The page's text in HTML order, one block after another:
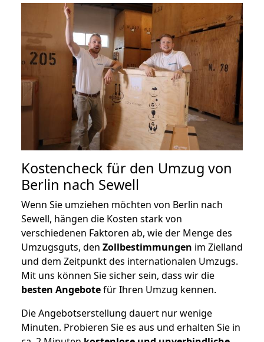
Kostencheck für den Umzug von
Berlin nach Sewell
Wenn Sie umziehen möchten von Berlin nach
Sewell, hängen die Kosten stark von
verschiedenen Faktoren ab, wie der Menge des
Umzugsguts, den Zollbestimmungen im Zielland
und dem Zeitpunkt des internationalen Umzugs.
Mit uns können Sie sicher sein, dass wir die
besten Angebotefür Ihren Umzug kennen.
Die Angebotserstellung dauert nur wenige
Minuten. Probieren Sie es aus und erhalten Sie in